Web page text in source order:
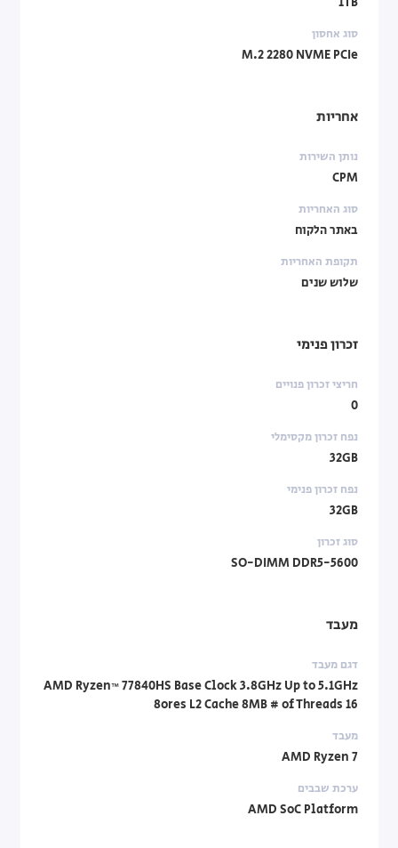
סוג אחסון
M.2 2280 NVME PCIe
אחריות
נותן השירות
CPM
סוג האחריות
באתר הלקוח
תקופת האחריות
שלוש שנים
זכרון פנימי
חריצי זכרון פנויים
0
נפח זכרון מקסימלי
32GB
נפח זכרון פנימי
32GB
סוג זכרון
SO-DIMM DDR5-5600
מעבד
דגם מעבד
AMD Ryzen™ 77840HS Base Clock 3.8GHz Up to 5.1GHz
8ores L2 Cache 8MB # of Threads 16
מעבד
AMD Ryzen 7
ערכת שבבים
AMD SoC Platform